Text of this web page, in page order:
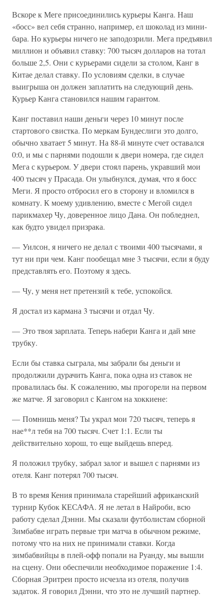
Вскоре к Меге присоединились курьеры Канга. Наш
«босс» вел себя странно, например, ел шоколад из мини-
бара. Но курьеры ничего не заподозрили. Мега предъявил
миллион и объявил ставку: 700 тысяч долларов на тотал
больше 2,5. Они с курьерами сидели за столом, Канг в
Китае делал ставку. По условиям сделки, в случае
выигрыша он должен заплатить на следующий день.
Курьер Канга становился нашим гарантом.
Канг поставил наши деньги через 10 минут после
стартового свистка. По меркам Бундеслиги это долго,
обычно хватает 5 минут. На 88-й минуте счет оставался
0:0, и мы с парнями подошли к двери номера, где сидел
Мега с курьером. У двери стоял парень, укравший мои
400 тысяч у Прасада. Он улыбнулся, думая, что я босс
Меги. Я просто отбросил его в сторону и вломился в
комнату. К моему удивлению, вместе с Мегой сидел
парикмахер Чу, доверенное лицо Дана. Он побледнел,
как будто увидел призрака.
— Уилсон, я ничего не делал с твоими 400 тысячами, я
тут ни при чем. Канг пообещал мне 3 тысячи, если я буду
представлять его. Поэтому я здесь.
— Чу, у меня нет претензий к тебе, успокойся.
Я достал из кармана 3 тысячи и отдал Чу.
— Это твоя зарплата. Теперь набери Канга и дай мне
трубку.
Если бы ставка сыграла, мы забрали бы деньги и
продолжили дурачить Канга, пока одна из ставок не
провалилась бы. К сожалению, мы прогорели на первом
же матче. Я заговорил с Кангом на хоккиене:
— Помнишь меня? Ты украл мои 720 тысяч, теперь я
нае**л тебя на 700 тысяч. Счет 1:1. Если ты
действительно хорош, то еще выйдешь вперед.
Я положил трубку, забрал залог и вышел с парнями из
отеля. Канг потерял 700 тысяч.
В то время Кения принимала старейший африканский
турнир Кубок КЕСАФА. Я не летал в Найроби, всю
работу сделал Дэнни. Мы сказали футболистам сборной
Зимбабве играть первые три матча в обычном режиме,
потому что на них не принимали ставки. Когда
зимбабвийцы в плей-офф попали на Руанду, мы вышли
на сцену. Они обеспечили необходимое поражение 1:4.
Сборная Эритреи просто исчезла из отеля, получив
задаток. Я говорил Дэнни, что это не лучший партнер.